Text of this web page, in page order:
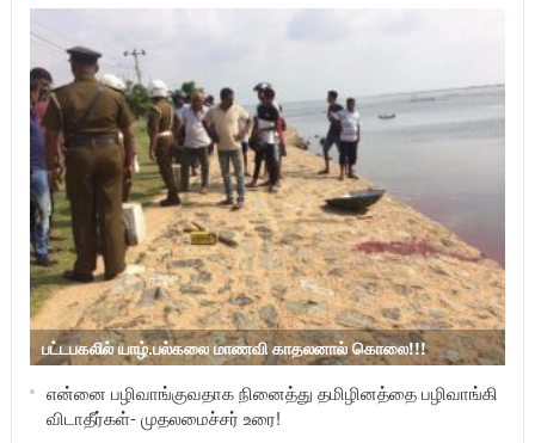
பட்டபகலில் யாழ்.பல்கலை மாணவி காதலனால் கொலை!!!
என்னை பழிவாங்குவதாக நினைத்து தமிழினத்தை பழிவாங்கி
விடாதீர்கள்- முதலமைச்சர் உரை!